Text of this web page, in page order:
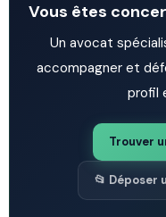
Vous êtes
Un avocat
accompagner et
profil
Trouver
📂 Déposer